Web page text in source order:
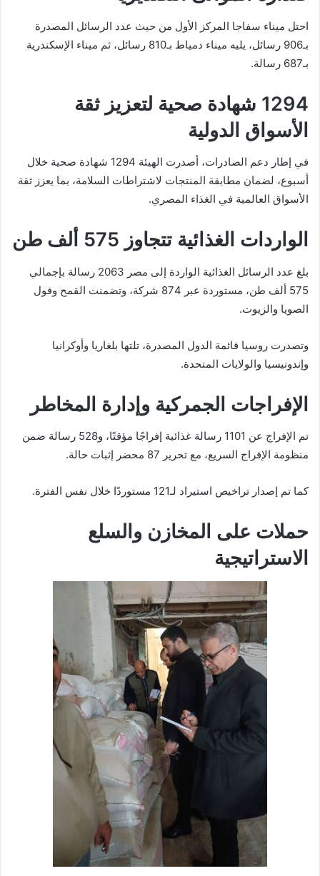
احتل ميناء سفاجا المركز الأول من حيث عدد الرسائل المصدرة
بـ906 رسائل، يليه ميناء دمياط بـ810 رسائل، ثم ميناء الإسكندرية
بـ687 رسالة.
1294 شهادة صحية لتعزيز ثقة
الأسواق الدولية
في إطار دعم الصادرات، أصدرت الهيئة 1294 شهادة صحية خلال
أسبوع، لضمان مطابقة المنتجات لاشتراطات السلامة، بما يعزز ثقة
الأسواق العالمية في الغذاء المصري.
الواردات الغذائية تتجاوز 575 ألف طن
بلغ عدد الرسائل الغذائية الواردة إلى مصر 2063 رسالة بإجمالي
575 ألف طن، مستوردة عبر 874 شركة، وتضمنت القمح وفول
الصويا والزيوت.
وتصدرت روسيا قائمة الدول المصدرة، تلتها بلغاريا وأوكرانيا
وإندونيسيا والولايات المتحدة.
الإفراجات الجمركية وإدارة المخاطر
تم الإفراج عن 1101 رسالة غذائية إفراجًا مؤقتًا، و528 رسالة ضمن
منظومة الإفراج السريع، مع تحرير 87 محضر إثبات حالة.
كما تم إصدار تراخيص استيراد لـ121 مستوردًا خلال نفس الفترة.
حملات على المخازن والسلع
الاستراتيجية